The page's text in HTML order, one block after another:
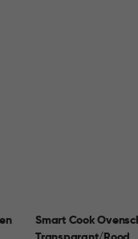
Smart Cook